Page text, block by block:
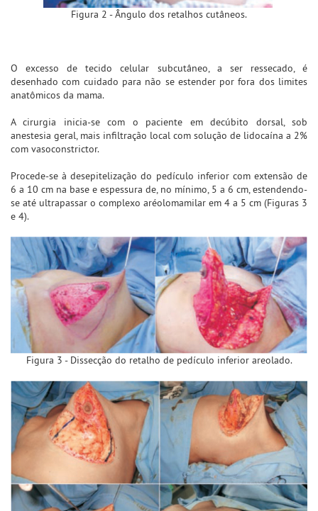
Figura 2 - Ângulo dos retalhos cutâneos.
O excesso de tecido celular subcutâneo, a ser ressecado, é
desenhado com cuidado para não se estender por fora dos limites
anatômicos da mama.
A cirurgia inicia-se com o paciente em decúbito dorsal, sob
anestesia geral, mais infiltração local com solução de lidocaína a 2%
com vasoconstrictor.
Procede-se à desepitelização do pedículo inferior com extensão de
6 a 10 cm na base e espessura de, no mínimo, 5 a 6 cm, estendendo-
se até ultrapassar o complexo aréolomamilar em 4 a 5 cm (Figuras 3
e 4).
Figura 3 - Dissecção do retalho de pedículo inferior areolado.